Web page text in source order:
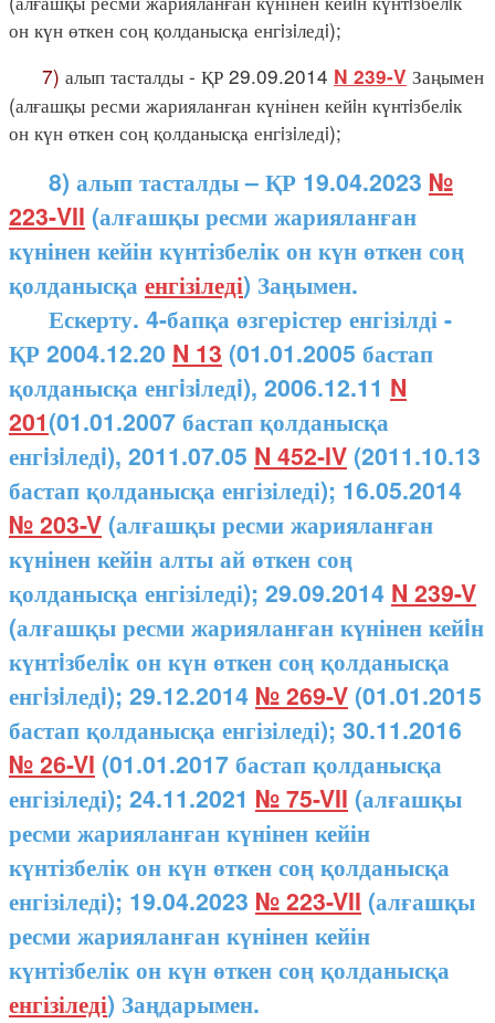
он күн өткен соң қолданысқа енгiзiледi);
7) алып тасталды - ҚР 29.09.2014 N 239-V Заңымен
(алғашқы ресми жарияланған күнінен кейiн күнтiзбелiк
он күн өткен соң қолданысқа енгiзiледi);
8) алып тасталды – ҚР 19.04.2023 №
223-VII (алғашқы ресми жарияланған
күнінен кейін күнтізбелік он күн өткен соң
қолданысқа енгізіледі) Заңымен.
Ескерту. 4-бапқа өзгерістер енгізілді -
ҚР 2004.12.20 N 13 (01.01.2005 бастап
қолданысқа енгiзiледi), 2006.12.11 N
201(01.01.2007 бастап қолданысқа
енгiзiледi), 2011.07.05 N 452-IV (2011.10.13
бастап қолданысқа енгізіледі); 16.05.2014
№ 203-V (алғашқы ресми жарияланған
күнінен кейін алты ай өткен соң
қолданысқа енгізіледі); 29.09.2014 N 239-V
(алғашқы ресми жарияланған күнінен кейiн
күнтiзбелiк он күн өткен соң қолданысқа
енгiзiледi); 29.12.2014 № 269-V (01.01.2015
бастап қолданысқа енгізіледі); 30.11.2016
№ 26-VI (01.01.2017 бастап қолданысқа
енгізіледі); 24.11.2021 № 75-VII (алғашқы
ресми жарияланған күнінен кейін
күнтізбелік он күн өткен соң қолданысқа
енгізіледі); 19.04.2023 № 223-VII (алғашқы
ресми жарияланған күнінен кейін
күнтізбелік он күн өткен соң қолданысқа
енгізіледі) Заңдарымен.